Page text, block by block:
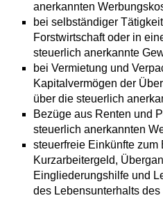
anerkannten
bei selbständiger
Forstwirtschaft oder in
steuerlich anerkannte
bei Vermietung und
Kapitalvermögen der
über die steuerlich
Bezüge aus Renten und
steuerlich anerkannten
steuerfreie Einkünfte
Kurzarbeitergeld,
Eingliederungshilfe und
des Lebensunterhalts